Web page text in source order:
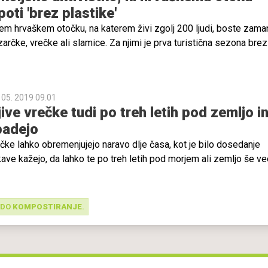
'brez plastike'
hrvaškem otočku, na katerem živi zgolj 200 ljudi, boste
vrečke ali slamice. Za njimi je prva turistična sezona brez
05. 2019 09.01
vrečke tudi po treh letih pod zemljo
lahko obremenjujejo naravo dlje časa, kot je bilo dosedanje
kažejo, da lahko te po treh letih pod morjem ali zemljo še
KOMPOSTIRANJE.